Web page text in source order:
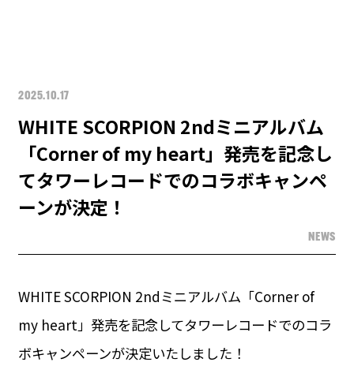
2025.10.17
WHITE SCORPION 2ndミニアルバム
「Corner of my heart」発売を記念し
てタワーレコードでのコラボキャンペ
ーンが決定！
NEWS
WHITE SCORPION 2ndミニアルバム「Corner of
my heart」発売を記念してタワーレコードでのコラ
ボキャンペーンが決定いたしました！